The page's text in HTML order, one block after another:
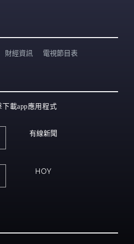
財經資訊 電視節目表
下載app應用程式
有線新聞
HOY